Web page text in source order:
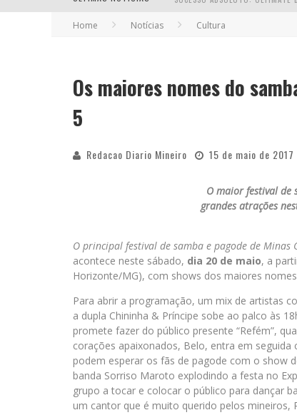
EM ABRIL, BOULEVARD
Home Notícias Cultura
Os maiores nomes do
5
Redacao Diario Mineiro 15 de maio de 2017
O maior festival de
grandes atrações
O principal festival de samba e pagode de Minas
acontece neste sábado, dia 20 de maio, a
Horizonte/MG), com shows dos maiores
Para abrir a programação, um mix de artistas
a dupla Chininha & Príncipe sobe ao palco às
promete fazer do público presente “Refém”,
corações apaixonados, Belo, entra em seguida
podem esperar os fãs de pagode com o show
banda Sorriso Maroto explodindo a festa no
grupo a tocar e colocar o público para dançar
um cantor que é muito querido pelos mineiros,